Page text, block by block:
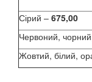
Сірий – 675,00
Червоний,
Жовтий, білий,